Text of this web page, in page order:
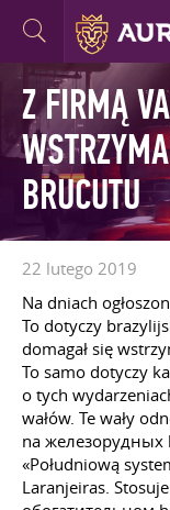
Z FIRMĄ
BRUCUTU
22 lutego 2019
Na dniach
To dotyczy
domagał się
To samo dotyczy
o tych
wałów. Te wały
na железорудных
«Południową
Laranjeiras.